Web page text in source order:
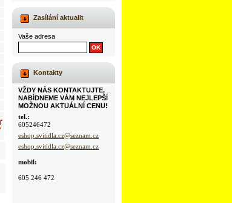
Zasílání aktualit
Vaše adresa
Kontakty
VŽDY NÁS KONTAKTUJTE,
NABÍDNEME VÁM NEJLEPŠÍ
MOŽNOU AKTUÁLNÍ CENU!
tel.:
605246472
eshop.svitidla.cz@seznam.cz
eshop.svitidla.cz@seznam.cz
mobil:
605 246 472